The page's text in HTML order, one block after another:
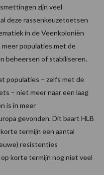
zijn veel
deze rassenkeuzetoetsen
in de Veenkoloniën
populaties met de
beheersen of stabiliseren.
populaties – zelfs met de
– niet meer naar een laag
is in meer
gevonden. Dit baart HLB
termijn een aantal
resistenties
korte termijn nog niet veel